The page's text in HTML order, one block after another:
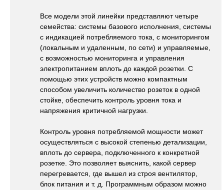
Все модели этой линейки представляют четыре
семейства: системы базового исполнения, системы
с индикацией потребляемого тока, с мониторингом
(локальным и удаленным, по сети) и управляемые,
с возможностью мониторинга и управления
электропитанием вплоть до каждой розетки. С
помощью этих устройств можно компактным
способом увеличить количество розеток в одной
стойке, обеспечить контроль уровня тока и
напряжения критичной нагрузки.
Контроль уровня потребляемой мощности может
осуществляться с высокой степенью детализации,
вплоть до сервера, подключенного к конкретной
розетке. Это позволяет выяснить, какой сервер
перегревается, где вышел из строя вентилятор,
блок питания и т. д. Программным образом можно